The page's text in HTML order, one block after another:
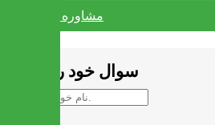
مشاوره واتس آپ
سوال خود را بپرسید